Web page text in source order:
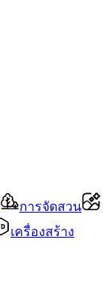
การจัดสวน
เครื่องสร้าง